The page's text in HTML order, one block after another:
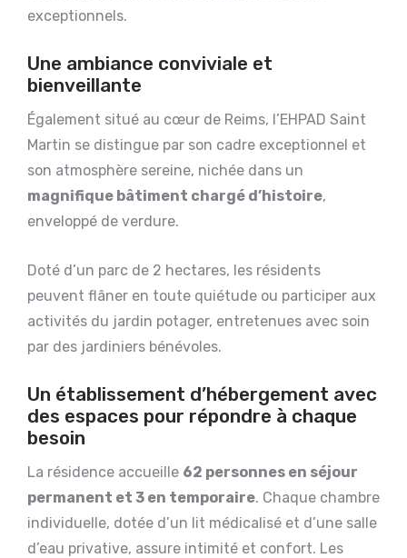
exceptionnels.
Une ambiance conviviale et
bienveillante
Également situé au cœur de Reims, l’EHPAD Saint
Martin se distingue par son cadre exceptionnel et
son atmosphère sereine, nichée dans un
magnifique bâtiment chargé d’histoire,
enveloppé de verdure.
Doté d’un parc de 2 hectares, les résidents
peuvent flâner en toute quiétude ou participer aux
activités du jardin potager, entretenues avec soin
par des jardiniers bénévoles.
Un établissement d’hébergement avec
des espaces pour répondre à chaque
besoin
La résidence accueille 62 personnes en séjour
permanent et 3 en temporaire. Chaque chambre
individuelle, dotée d’un lit médicalisé et d’une salle
d’eau privative, assure intimité et confort. Les